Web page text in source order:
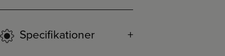
Specifikationer